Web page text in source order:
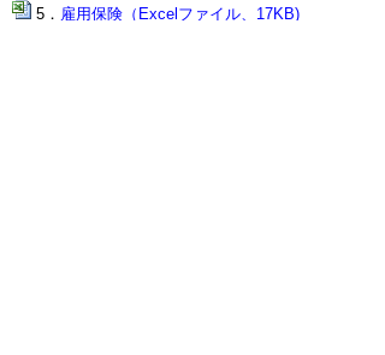
雇用保険（Excelファイル、17KB)